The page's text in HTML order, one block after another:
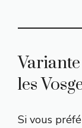
les
Si vous